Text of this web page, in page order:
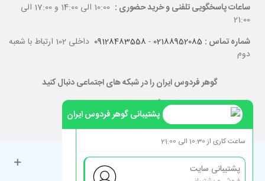
ساعات پاسخگویی تلفنی و خرید حضوری :
10:00 الی 14:00 و 17:00 الی
21:00
شماره تماس : 02188952085
-
09128483558
داخلی 102 ارتباط با شعبه
دوم
گوهر فردوس ایران را در شبکه های اجتماعی دنبال کنید
حساب کاربری
پشتیبانی گوهر فردوس ایران
ساعت کاری از 10:30 الی 21:00
پشتیبانی سایت